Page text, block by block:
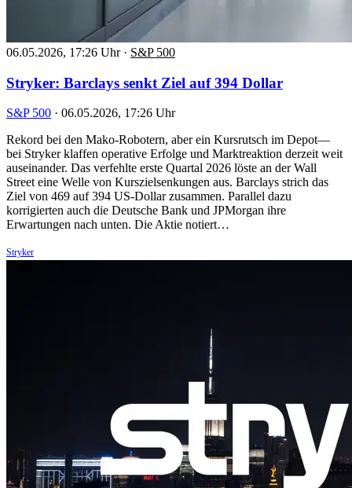
06.05.2026, 17:26 Uhr · S&P 500
Stryker: Barclays senkt Ziel auf 394 Dollar
S&P 500 · 06.05.2026, 17:26 Uhr
Rekord bei den Mako-Robotern, aber ein Kursrutsch im Depot—
bei Stryker klaffen operative Erfolge und Marktreaktion derzeit weit
auseinander. Das verfehlte erste Quartal 2026 löste an der Wall
Street eine Welle von Kurszielsenkungen aus. Barclays strich das
Ziel von 469 auf 394 US-Dollar zusammen. Parallel dazu
korrigierten auch die Deutsche Bank und JPMorgan ihre
Erwartungen nach unten. Die Aktie notiert…
Stryker